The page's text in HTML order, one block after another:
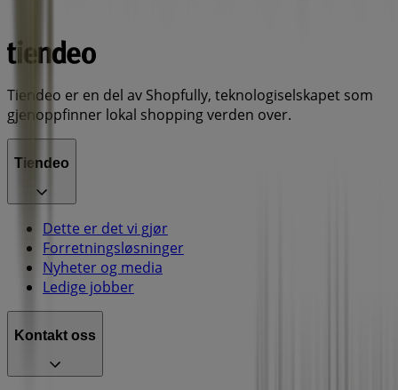
Tiendeo er en del av Shopfully, teknologiselskapet som
gjenoppfinner lokal shopping verden over.
Tiendeo
Dette er det vi gjør
Forretningsløsninger
Nyheter og media
Ledige jobber
Kontakt oss